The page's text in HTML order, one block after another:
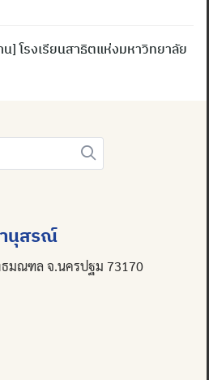
] โรงเรียนสาธิตแห่งมหาวิทยาลัย
านุสรณ์
มณฑล จ.นครปฐม 73170